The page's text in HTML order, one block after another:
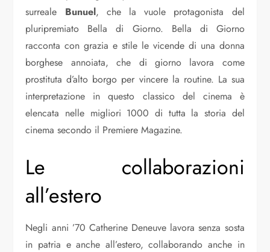
surreale Bunuel, che la vuole protagonista del
pluripremiato Bella di Giorno. Bella di Giorno
racconta con grazia e stile le vicende di una donna
borghese annoiata, che di giorno lavora come
prostituta d’alto borgo per vincere la routine. La sua
interpretazione in questo classico del cinema è
elencata nelle migliori 1000 di tutta la storia del
cinema secondo il Premiere Magazine.
Le collaborazioni
all’estero
Negli anni ’70 Catherine Deneuve lavora senza sosta
in patria e anche all’estero, collaborando anche in